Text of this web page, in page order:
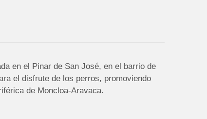
en el Pinar de San José, en el barrio de
el disfrute de los perros, promoviendo
de Moncloa-Aravaca.